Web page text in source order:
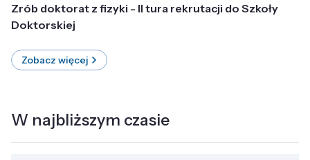
Zrób doktorat z fizyki - II tura rekrutacji do Szkoły
Doktorskiej
Zobacz więcej
W najbliższym czasie